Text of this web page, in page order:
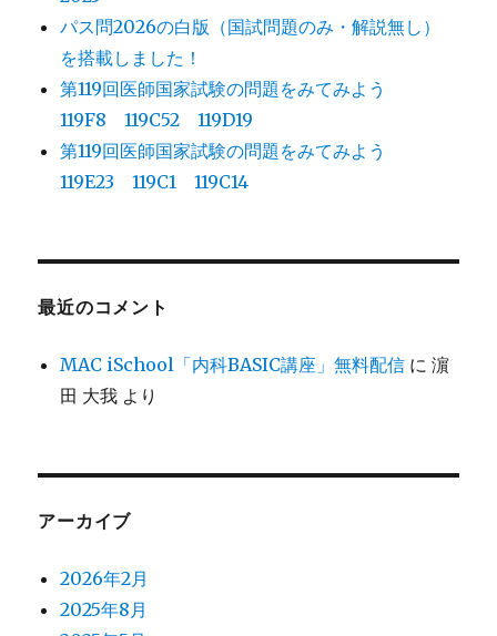
パス問2026の白版（国試問題のみ・解説無し）
を搭載しました！
第119回医師国家試験の問題をみてみよう
119F8 119C52 119D19
第119回医師国家試験の問題をみてみよう
119E23 119C1 119C14
最近のコメント
MAC iSchool「内科BASIC講座」無料配信 に濵
田 大我 より
アーカイブ
2026年2月
2025年8月